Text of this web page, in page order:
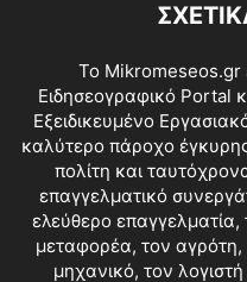
Το Mikromeseos.gr
Ειδησεογραφικό Portal
Εξειδικευμένο
καλύτερο πάροχο
πολίτη και
επαγγελματικό
ελεύθερο
μεταφορέα, τον αγρότη,
μηχανικό, τον